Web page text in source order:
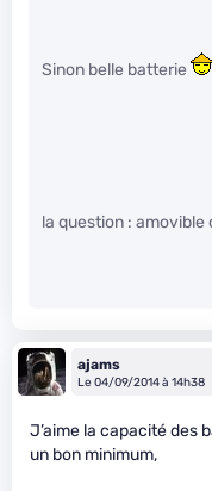
Sinon belle batterie
la question : amovible
ajams
Le 04/09/2014 à 14h38
J’aime la capacité des
un bon minimum,